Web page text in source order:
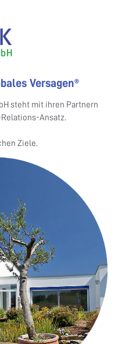
Versagen®
steht mit ihren Partnern
Ansatz.
Ziele.